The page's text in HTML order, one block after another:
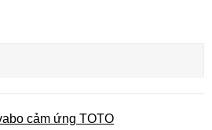
cảm ứng TOTO